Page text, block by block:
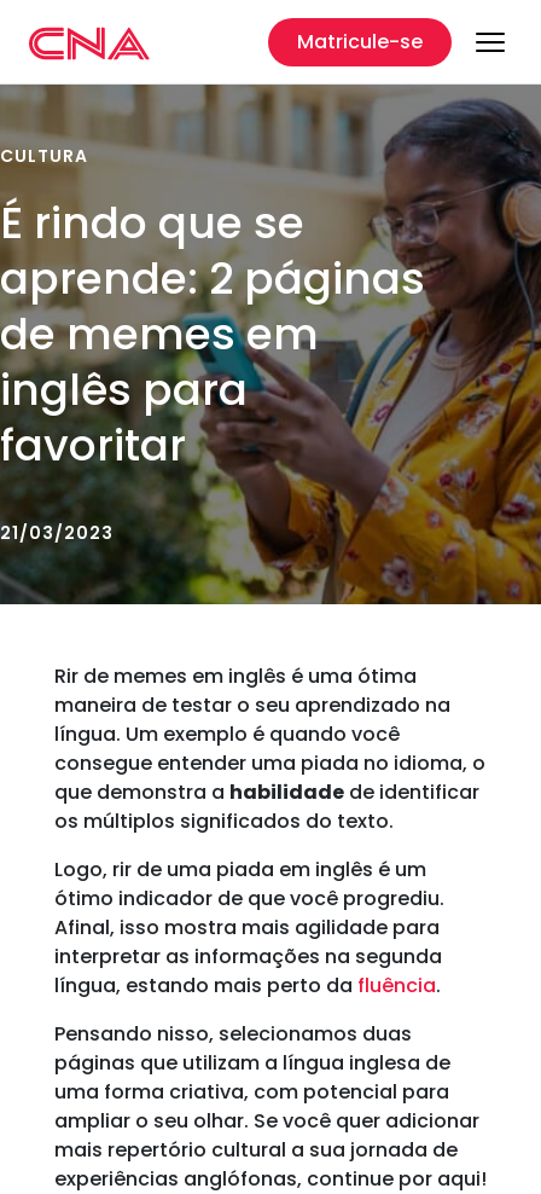
Matricule-se
CULTURA
É rindo que se
aprende: 2 páginas
de memes em
inglês para
favoritar
21/03/2023
Rir de memes em inglês é uma ótima
maneira de testar o seu aprendizado na
língua. Um exemplo é quando você
consegue entender uma piada no idioma, o
que demonstra a habilidadede identificar
os múltiplos significados do texto.
Logo, rir de uma piada em inglês é um
ótimo indicador de que você progrediu.
Afinal, isso mostra mais agilidade para
interpretar as informações na segunda
língua, estando mais perto da fluência.
Pensando nisso, selecionamos duas
páginas que utilizam a língua inglesa de
uma forma criativa, com potencial para
ampliar o seu olhar. Se você quer adicionar
mais repertório cultural a sua jornada de
experiências anglófonas, continue por aqui!